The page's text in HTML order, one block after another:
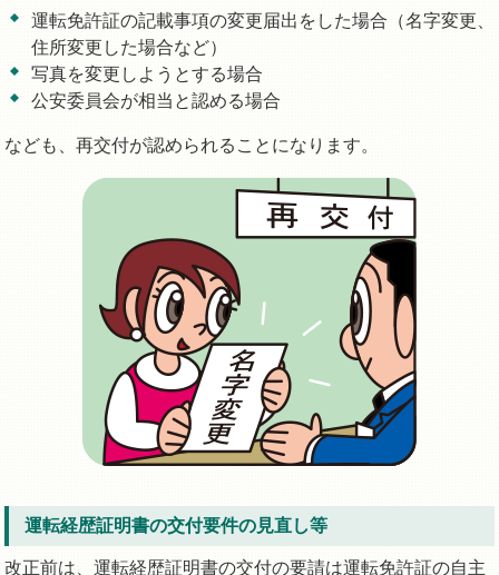
運転免許証の記載事項の変更届出をした場合（名字変更、
住所変更した場合など）
写真を変更しようとする場合
公安委員会が相当と認める場合
なども、再交付が認められることになります。
運転経歴証明書の交付要件の見直し等
改正前は、運転経歴証明書の交付の要請は運転免許証の自主